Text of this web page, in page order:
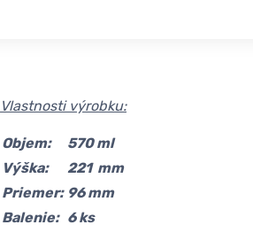
Vlastnosti výrobku:
Objem:
570 ml
Výška:
221 mm
Priemer: 96 mm
Balenie: 6 ks